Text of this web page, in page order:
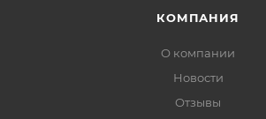
КОМПАНИЯ
О компании
Новости
Отзывы